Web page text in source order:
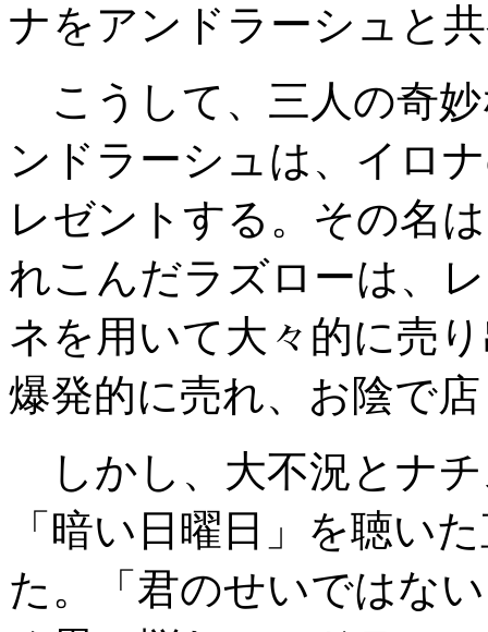
ナをアンドラーシュと
こうして、三人の奇
ンドラーシュは、イロ
レゼントする。その名
れこんだラズローは、
ネを用いて大々的に売
爆発的に売れ、お陰で
しかし、大不況とナ
「暗い日曜日」を聴い
た。「君のせいではな